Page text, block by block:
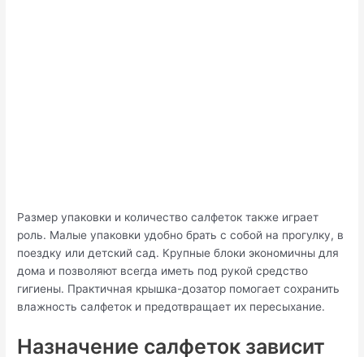
Размер упаковки и количество салфеток также играет
роль. Малые упаковки удобно брать с собой на прогулку, в
поездку или детский сад. Крупные блоки экономичны для
дома и позволяют всегда иметь под рукой средство
гигиены. Практичная крышка-дозатор помогает сохранить
влажность салфеток и предотвращает их пересыхание.
Назначение салфеток зависит